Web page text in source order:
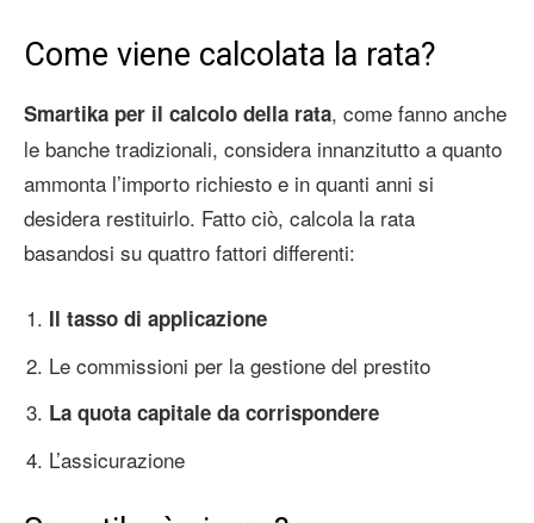
Come viene calcolata la rata?
Smartika per il calcolo della rata, come fanno anche
le banche tradizionali, considera innanzitutto a quanto
ammonta l’importo richiesto e in quanti anni si
desidera restituirlo. Fatto ciò, calcola la rata
basandosi su quattro fattori differenti:
Il tasso di applicazione
Le commissioni per la gestione del prestito
La quota capitale da corrispondere
L’assicurazione